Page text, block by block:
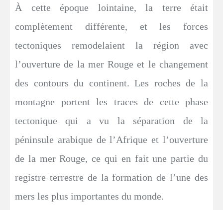
À cette époque lointaine, la terre était
complètement différente, et les forces
tectoniques remodelaient la région avec
l’ouverture de la mer Rouge et le changement
des contours du continent. Les roches de la
montagne portent les traces de cette phase
tectonique qui a vu la séparation de la
péninsule arabique de l’Afrique et l’ouverture
de la mer Rouge, ce qui en fait une partie du
registre terrestre de la formation de l’une des
mers les plus importantes du monde.